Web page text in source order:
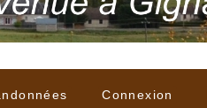
Connexion